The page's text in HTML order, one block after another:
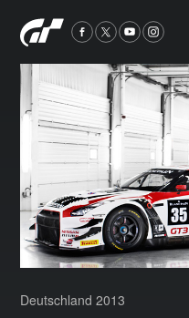
Deutschland 2013